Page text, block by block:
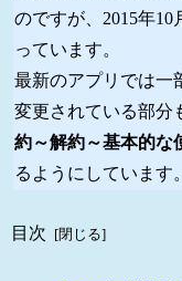
のですが、2015年
っています。
最新のアプリでは一
変更されている部分
約～解約～基本的な
るようにしています。
目次